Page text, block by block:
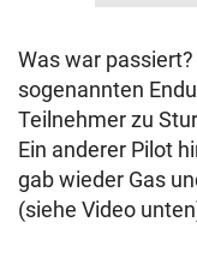
Was war
sogenannten
Teilnehmer zu
Ein anderer Pilot
gab wieder Gas
(siehe Video